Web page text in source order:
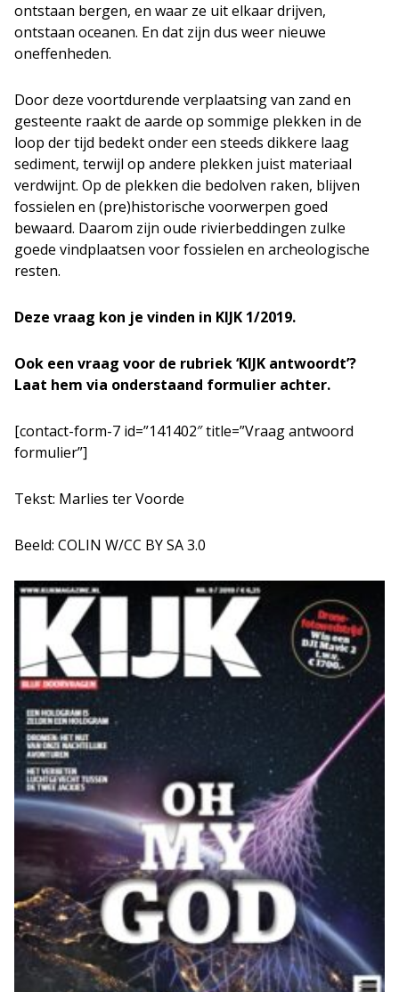
ontstaan bergen, en waar ze uit elkaar drijven,
ontstaan oceanen. En dat zijn dus weer nieuwe
oneffenheden.
Door deze voortdurende verplaatsing van zand en
gesteente raakt de aarde op sommige plekken in de
loop der tijd bedekt onder een steeds dikkere laag
sediment, terwijl op andere plekken juist materiaal
verdwijnt. Op de plekken die bedolven raken, blijven
fossielen en (pre)historische voorwerpen goed
bewaard. Daarom zijn oude rivierbeddingen zulke
goede vindplaatsen voor fossielen en archeologische
resten.
Deze vraag kon je vinden in KIJK 1/2019.
Ook een vraag voor de rubriek ‘KIJK antwoordt’?
Laat hem via onderstaand formulier achter.
[contact-form-7 id=”141402″ title=”Vraag antwoord
formulier”]
Tekst: Marlies ter Voorde
Beeld: COLIN W/CC BY SA 3.0